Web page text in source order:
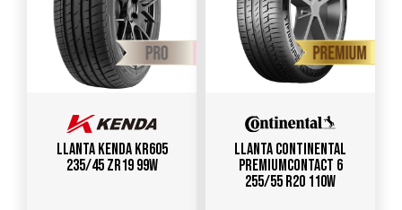
Llanta KENDA KR605
235/45 ZR19 99W
Llanta CONTINENTAL
PREMIUMCONTACT 6
255/55 R20 110W